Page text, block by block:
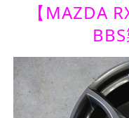
【MAZDA